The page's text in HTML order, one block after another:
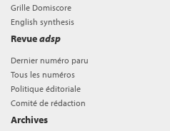
Grille Domiscore
English synthesis
Revueadsp
Dernier numéro paru
Tous les numéros
Politique éditoriale
Comité de rédaction
Archives